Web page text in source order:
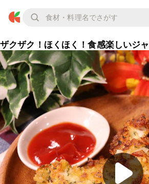
ザクザク！ほくほく！食感楽しいジ